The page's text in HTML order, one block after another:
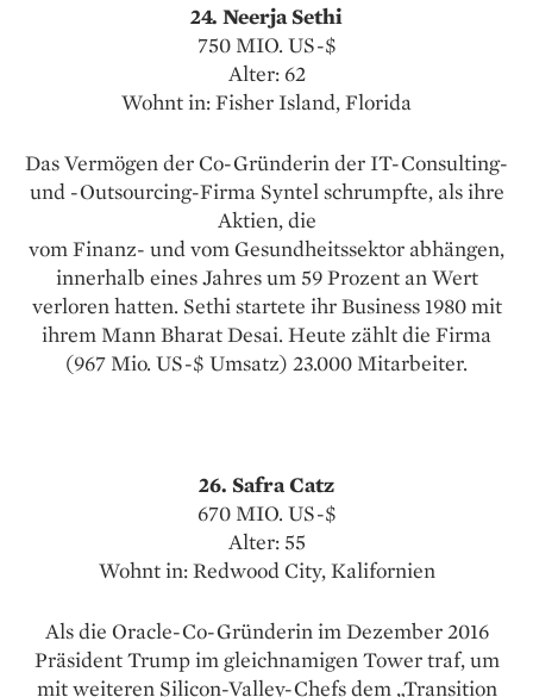
24. Neerja Sethi
750 MIO. US-$
Alter: 62
Wohnt in: Fisher Island, Florida
Das Vermögen der Co-Gründerin der IT-Consulting-
und -Outsourcing-Firma Syntel schrumpfte, als ihre
Aktien, die
vom Finanz- und vom Gesundheitssektor abhängen,
innerhalb eines Jahres um 59 Prozent an Wert
verloren hatten. Sethi startete ihr Business 1980 mit
ihrem Mann Bharat Desai. Heute zählt die Firma
(967 Mio. US-$ Umsatz) 23.000 Mitarbeiter.
26. Safra Catz
670 MIO. US-$
Alter: 55
Wohnt in: Redwood City, Kalifornien
Als die Oracle-Co-Gründerin im Dezember 2016
Präsident Trump im gleichnamigen Tower traf, um
mit weiteren Silicon-Valley-Chefs dem „Transition